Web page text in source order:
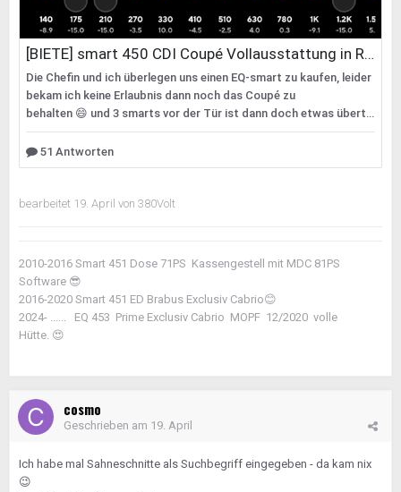
bearbeitet 19. April von 380Volt
2010-2016 Smart 451 Dose 71PS Kassengestell mit MDC 81PS
Software 😎
2016-2020 Smart 451 ED Brabus Exclusiv Cabrio😊
2024- ...... EQ 453 Prime Exclusiv Cabrio MOPF 12/2020 volle
Hütte. 😍
cosmo
Geschrieben am 19. April
Ich habe mal Sahneschnitte als Suchbegriff eingegeben - da kam nix
😉